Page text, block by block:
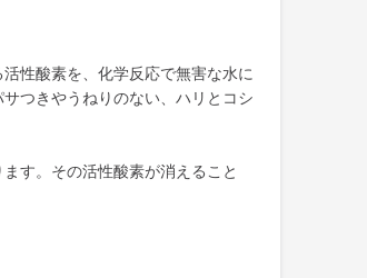
性酸素を、化学反応で無害な水に
つきやうねりのない、ハリとコシ
す。その活性酸素が消えること